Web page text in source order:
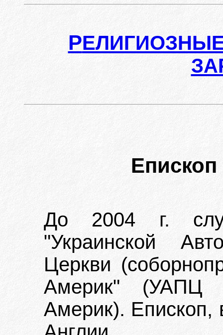
Р
Епископ
До 2004 г.
"Украинской
Церкви
Америк"
Америк).